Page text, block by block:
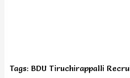
Tags: BDU Tiruchirappalli